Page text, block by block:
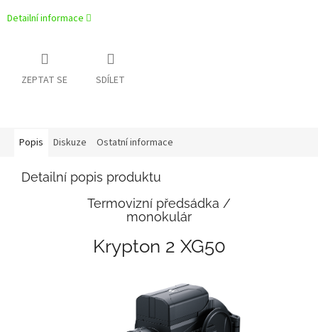
Detailní informace
ZEPTAT SE SDÍLET
Popis Diskuze Ostatní informace
Detailní popis produktu
Termovizní předsádka /
monokulár
Krypton 2 XG50